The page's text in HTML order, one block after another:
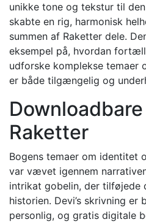
unikke tone og tekstur til
skabte en rig, harmonisk
summen af Raketter dele.
eksempel på, hvordan
udforske komplekse temaer
er både tilgængelig og
Raketter
Bogens temaer om identitet
var vævet igennem
intrikat gobelin, der tilføjede
historien. Devi’s skrivning er
personlig, og gratis digitale